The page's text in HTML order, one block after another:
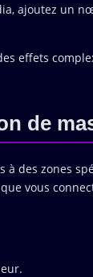
ajoutez un
effets
de
des zones
vous